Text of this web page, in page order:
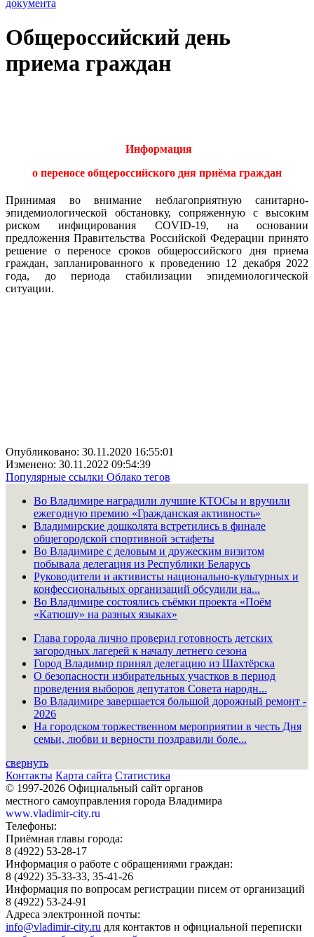
документа
Общероссийский день
приема граждан
Информация
о переносе общероссийского дня приёма граждан
Принимая во внимание неблагоприятную санитарно-
эпидемиологической обстановку, сопряженную с высоким
риском инфицирования COVID-19, на основании
предложения Правительства Российской Федерации принято
решение о переносе сроков общероссийского дня приема
граждан, запланированного к проведению 12 декабря 2022
года, до периода стабилизации эпидемиологической
ситуации.
Опубликовано: 30.11.2020 16:55:01
Изменено: 30.11.2022 09:54:39
Популярные ссылки Облако тегов
Во Владимире наградили лучшие КТОСы и вручили
ежегодную премию «Гражданская активность»
Владимирские дошколята встретились в финале
общегородской спортивной эстафеты
Во Владимире с деловым и дружеским визитом
побывала делегация из Республики Беларусь
Руководители и активисты национально-культурных и
конфессиональных организаций обсудили на...
Во Владимире состоялись съёмки проекта «Поём
«Катюшу» на разных языках»
Глава города лично проверил готовность детских
загородных лагерей к началу летнего сезона
Город Владимир принял делегацию из Шахтёрска
О безопасности избирательных участков в период
проведения выборов депутатов Совета народн...
Во Владимире завершается большой дорожный ремонт -
2026
На городском торжественном мероприятии в честь Дня
семьи, любви и верности поздравили боле...
свернуть
Контакты Карта сайта Статистика
© 1997-2026 Официальный сайт органов
местного самоуправления города Владимира
www.vladimir-city.ru
Телефоны:
Приёмная главы города:
8 (4922) 53-28-17
Информация о работе с обращениями граждан:
8 (4922) 35-33-33, 35-41-26
Информация по вопросам регистрации писем от организаций
8 (4922) 53-24-91
Адреса электронной почты:
info@vladimir-city.ru для контактов и официальной переписки